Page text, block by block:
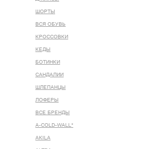
ШОРТЫ
ВСЯ ОБУВЬ
КРОССОВКИ
КЕДЫ
БОТИНКИ
САНДАЛИИ
ШЛЕПАНЦЫ
ЛОФЕРЫ
ВСЕ БРЕНДЫ
A-COLD-WALL*
AKILA